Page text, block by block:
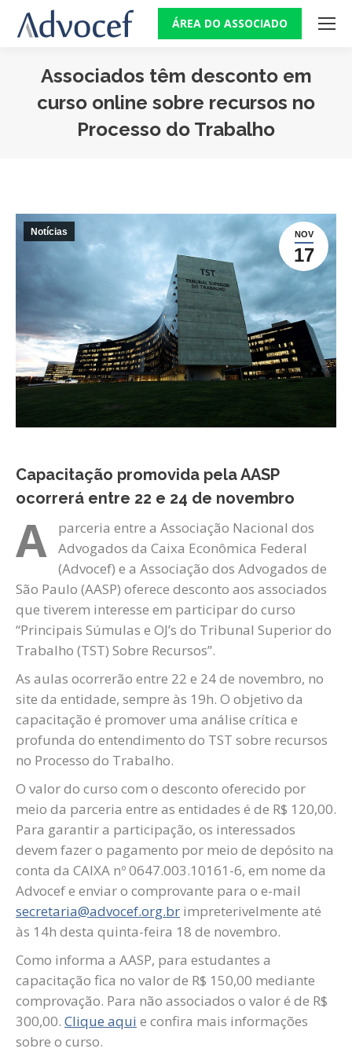
ÁREA DO ASSOCIADO
Associados têm desconto em
curso online sobre recursos no
Processo do Trabalho
NOV
17
Notícias
Capacitação promovida pela AASP
ocorrerá entre 22 e 24 de novembro
A
parceria entre a Associação Nacional dos
Advogados da Caixa Econômica Federal
(Advocef) e a Associação dos Advogados de
São Paulo (AASP) oferece desconto aos associados
que tiverem interesse em participar do curso
“Principais Súmulas e OJ’s do Tribunal Superior do
Trabalho (TST) Sobre Recursos”.
As aulas ocorrerão entre 22 e 24 de novembro, no
site da entidade, sempre às 19h. O objetivo da
capacitação é promover uma análise crítica e
profunda do entendimento do TST sobre recursos
no Processo do Trabalho.
O valor do curso com o desconto oferecido por
meio da parceria entre as entidades é de R$ 120,00.
Para garantir a participação, os interessados
devem fazer o pagamento por meio de depósito na
conta da CAIXA nº 0647.003.10161-6, em nome da
Advocef e enviar o comprovante para o e-mail
secretaria@advocef.org.br impreterivelmente até
às 14h desta quinta-feira 18 de novembro.
Como informa a AASP, para estudantes a
capacitação fica no valor de R$ 150,00 mediante
comprovação. Para não associados o valor é de R$
300,00. Clique aqui e confira mais informações
sobre o curso.